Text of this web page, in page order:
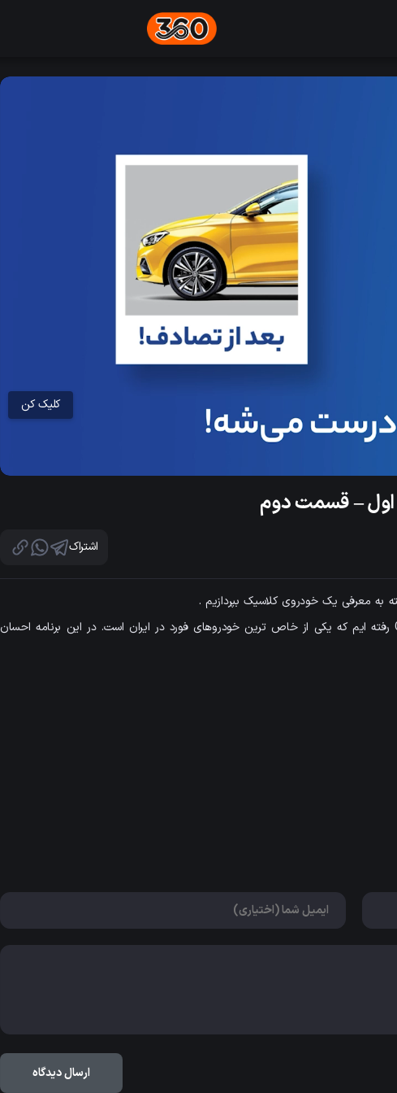
Loaded:
100.00%
کلیک کن
اشتراک
در دومین قسمت از فصل اول کلاسیکو به سراغ موستانگ GT 1988 رفته ایم که یکی از خاص ترین خودروهای فورد در ایران است. در این برنامه احسان